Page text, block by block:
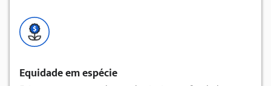
Equidade em espécie